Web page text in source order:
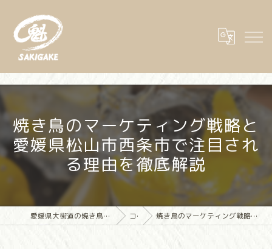
焼き鳥のマーケティング戦略と
愛媛県松山市西条市で注目され
る理由を徹底解説
愛媛県大街道の焼き鳥なら大街道立ち飲み焼き鳥 魁(さきがけ) コラム 焼き鳥のマーケティング戦略と愛媛県松山市西条市で注目される理由を徹底解説